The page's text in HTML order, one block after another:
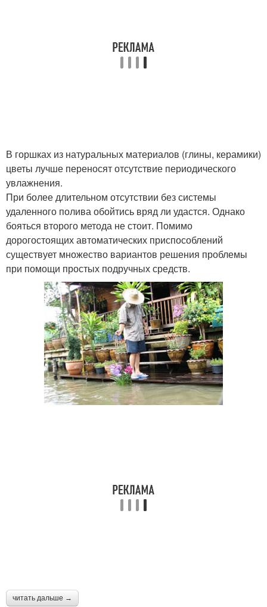
В горшках из натуральных материалов (глины, керамики)
цветы лучше переносят отсутствие периодического
увлажнения.
При более длительном отсутствии без системы
удаленного полива обойтись вряд ли удастся. Однако
бояться второго метода не стоит. Помимо
дорогостоящих автоматических приспособлений
существует множество вариантов решения проблемы
при помощи простых подручных средств.
читать дальше →